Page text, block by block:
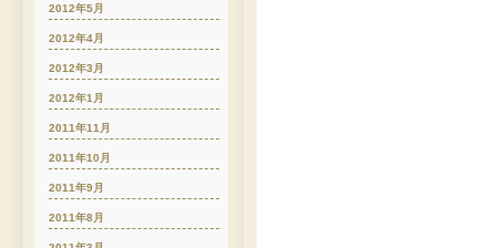
2012年5月
2012年4月
2012年3月
2012年1月
2011年11月
2011年10月
2011年9月
2011年8月